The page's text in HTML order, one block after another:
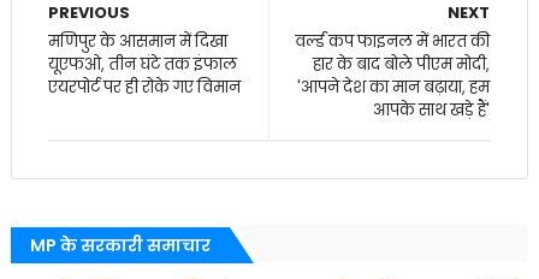
NEXT
वर्ल्ड कप फाइनल में भारत की
हार के बाद बोले पीएम मोदी,
'आपने देश का मान बढ़ाया, हम
आपके साथ खड़े हैं'
PREVIOUS
मणिपुर के आसमान में दिखा
यूएफओ, तीन घंटे तक इंफाल
एयरपोर्ट पर ही रोके गए विमान
MP के सरकारी समाचार